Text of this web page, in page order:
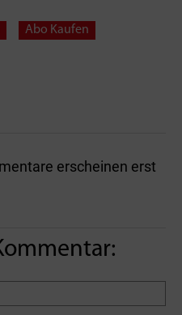
Abo Kaufen
erscheinen erst